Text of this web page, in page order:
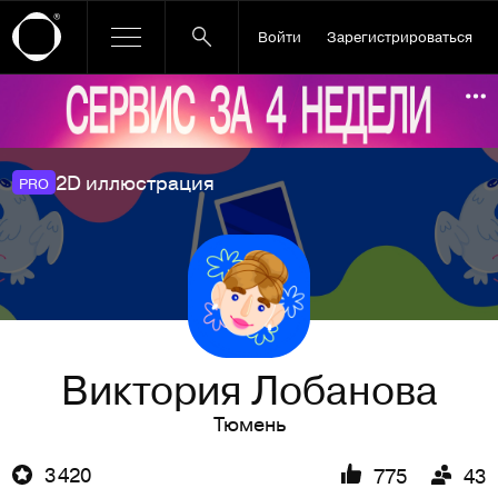
Войти Зарегистрироваться
Ссылка баннера
PRO 2D иллюстрация
Виктория Лобанова
Тюмень
3 420
775 43